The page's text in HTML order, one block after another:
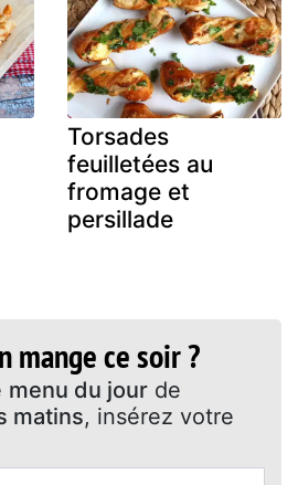
Torsades
feuilletées au
fromage et
persillade
mange ce soir ?
menu du jour de
matins, insérez votre